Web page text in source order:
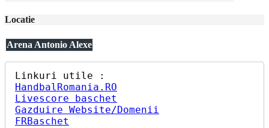
Locatie
Arena Antonio Alexe
HandbalRomania.RO
Livescore baschet
Gazduire Website/Domenii
FRBaschet